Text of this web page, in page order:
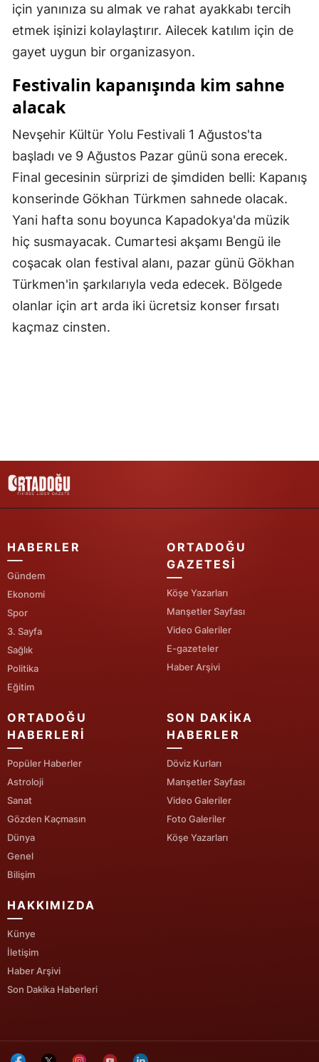
için yanınıza su almak ve rahat ayakkabı tercih
etmek işinizi kolaylaştırır. Ailecek katılım için de
gayet uygun bir organizasyon.
Festivalin kapanışında kim sahne
alacak
Nevşehir Kültür Yolu Festivali 1 Ağustos'ta
başladı ve 9 Ağustos Pazar günü sona erecek.
Final gecesinin sürprizi de şimdiden belli: Kapanış
konserinde Gökhan Türkmen sahnede olacak.
Yani hafta sonu boyunca Kapadokya'da müzik
hiç susmayacak. Cumartesi akşamı Bengü ile
coşacak olan festival alanı, pazar günü Gökhan
Türkmen'in şarkılarıyla veda edecek. Bölgede
olanlar için art arda iki ücretsiz konser fırsatı
kaçmaz cinsten.
HABERLER
Gündem
Ekonomi
Spor
3. Sayfa
Sağlık
Politika
Eğitim
ORTADOĞU
GAZETESI
Köşe Yazarları
Manşetler Sayfası
Video Galeriler
E-gazeteler
Haber Arşivi
ORTADOĞU
HABERLERI
Popüler Haberler
Astroloji
Sanat
Gözden Kaçmasın
Dünya
Genel
Bilişim
SON DAKIKA
HABERLER
Döviz Kurları
Manşetler Sayfası
Video Galeriler
Foto Galeriler
Köşe Yazarları
HAKKIMIZDA
Künye
İletişim
Haber Arşivi
Son Dakika Haberleri